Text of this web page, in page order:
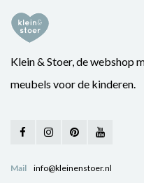
Klein & Stoer, de webshop
meubels voor de kinderen.
Mail info@kleinenstoer.nl